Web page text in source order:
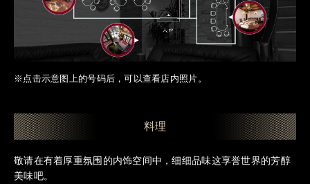
※点击示意图上的号码后，可以查看店内照片。
料理
敬请在有着厚重氛围的内饰空间中，细细品味这享誉世界的芳醇
美味吧。